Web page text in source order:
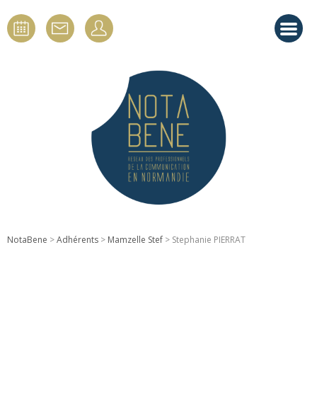
NotaBene >Adhérents > Mamzelle Stef > Stephanie PIERRAT